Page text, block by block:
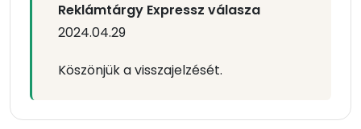
Reklámtárgy Expressz válasza
2024.04.29
Köszönjük a visszajelzését.